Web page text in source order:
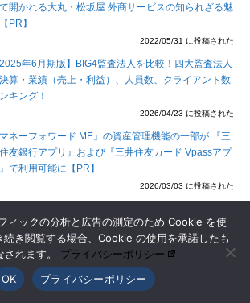
開かれる大丸・松坂屋 外商サービスの知られざる魅
PR】
2022/05/31 に投稿された
2025年6月期版】BIG4監査法人を比較！四大監査法人
算・業績（売上・利益）、人員数、クライアント数
キング！
2026/04/23 に投稿された
マネーフォワード ME』の資産管理機能の一部が 『三
友銀行アプリ』および『三井住友カード Vpassアプ
で利用可能に【PR】
2026/03/03 に投稿された
パートナー企業
下のオフィシャルパートナー様にサポート頂
ィックの分析と広告の測定のため Cookie を使
続き閲覧する場合、Cookie の使用を承諾したも
されます。 プライバシーポリシー
OK
プライバシーポリシー